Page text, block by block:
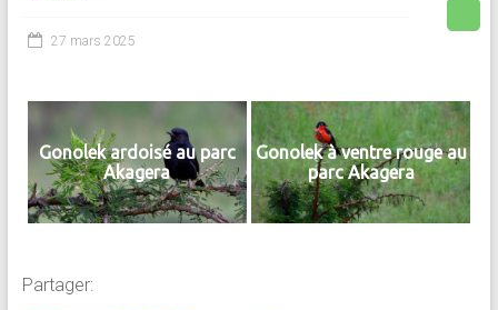
27 mars 2025
Gonolek ardoisé au parc
Akagera
Gonolek à ventre rouge au
parc Akagera
Partager: